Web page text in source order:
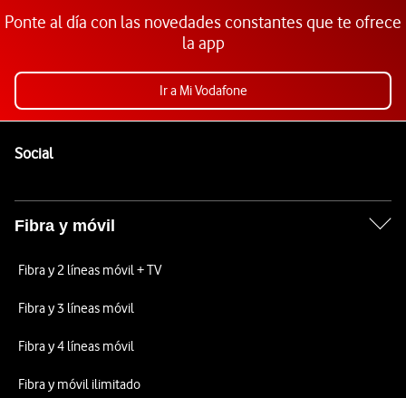
Ponte al día con las novedades constantes que te ofrece
la app
Ir a Mi Vodafone
SocialEnlaces a las redes sociales de Vodafone
Fibra y móvil
Fibra y 2 líneas móvil + TV
Fibra y 3 líneas móvil
Fibra y 4 líneas móvil
Fibra y móvil ilimitado